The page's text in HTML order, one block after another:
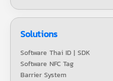
Solutions
Software Thai ID | SDK
Software NFC Tag
Barrier System